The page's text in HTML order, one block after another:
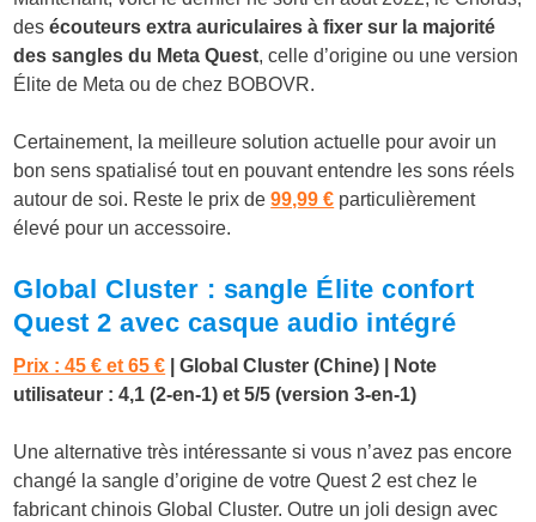
des écouteurs extra auriculaires à fixer sur la majorité
des sangles du Meta Quest, celle d’origine ou une version
Élite de Meta ou de chez BOBOVR.
Certainement, la meilleure solution actuelle pour avoir un
bon sens spatialisé tout en pouvant entendre les sons réels
autour de soi. Reste le prix de99,99 € particulièrement
élevé pour un accessoire.
Global Cluster : sangle Élite confort
Quest 2 avec casque audio intégré
Prix : 45 € et 65 €
| Global Cluster (Chine) | Note
utilisateur : 4,1 (2-en-1) et 5/5 (version 3-en-1)
Une alternative très intéressante si vous n’avez pas encore
changé la sangle d’origine de votre Quest 2 est chez le
fabricant chinois Global Cluster. Outre un joli design avec